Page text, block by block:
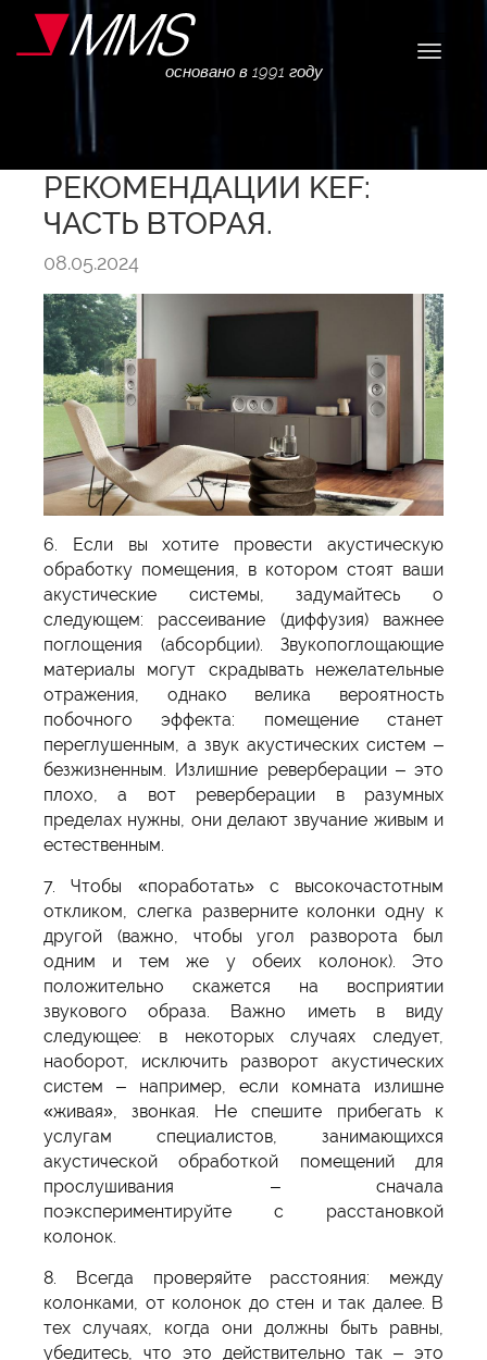
основано в 1991 году
РЕКОМЕНДАЦИИ KEF:
ЧАСТЬ ВТОРАЯ.
08.05.2024
6. Если вы хотите провести акустическую
обработку помещения, в котором стоят ваши
акустические системы, задумайтесь о
следующем: рассеивание (диффузия) важнее
поглощения (абсорбции). Звукопоглощающие
материалы могут скрадывать нежелательные
отражения, однако велика вероятность
побочного эффекта: помещение станет
переглушенным, а звук акустических систем –
безжизненным. Излишние реверберации – это
плохо, а вот реверберации в разумных
пределах нужны, они делают звучание живым и
естественным.
7. Чтобы «поработать» с высокочастотным
откликом, слегка разверните колонки одну к
другой (важно, чтобы угол разворота был
одним и тем же у обеих колонок). Это
положительно скажется на восприятии
звукового образа. Важно иметь в виду
следующее: в некоторых случаях следует,
наоборот, исключить разворот акустических
систем – например, если комната излишне
«живая», звонкая. Не спешите прибегать к
услугам специалистов, занимающихся
акустической обработкой помещений для
прослушивания – сначала
поэкспериментируйте с расстановкой
колонок.
8. Всегда проверяйте расстояния: между
колонками, от колонок до стен и так далее. В
тех случаях, когда они должны быть равны,
убедитесь, что это действительно так – это